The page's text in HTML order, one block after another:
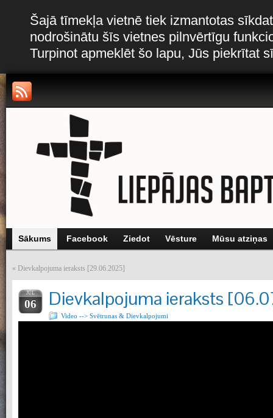
Šajā tīmekļa vietnē tiek izmantotas
nodrošinātu šīs vietnes pilnvērtīgu
Turpinot apmeklēt šo lapu, Jūs piekrītat
Sākums Facebook Ziedot Vēsture Mūsu atziņas
« Dievkalpojuma ieraksts [29.06.2025]
JŪL
06 Dievkalpojuma ieraksts
Video --> Svētrunas & Dievkalpojumi